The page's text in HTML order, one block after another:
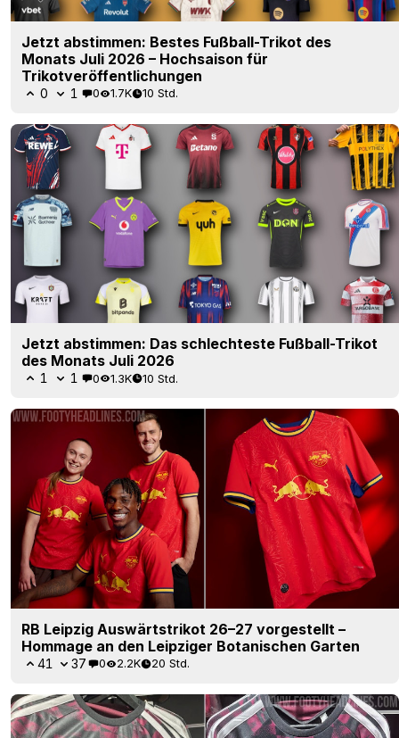
Jetzt abstimmen: Bestes Fußball-Trikot des
Monats Juli 2026 – Hochsaison für
Trikotveröffentlichungen
0 1 0 1.7K 10 Std.
Jetzt abstimmen: Das schlechteste Fußball-Trikot
des Monats Juli 2026
1 1 0 1.3K 10 Std.
RB Leipzig Auswärtstrikot 26–27 vorgestellt –
Hommage an den Leipziger Botanischen Garten
41 37 0 2.2K 20 Std.